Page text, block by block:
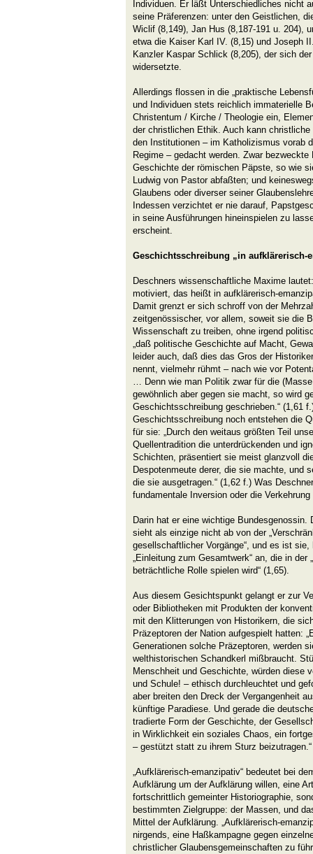
Individuen. Er läßt Unterschiedliches nicht
seine Präferenzen: unter den Geistlichen,
Wiclif (8,149), Jan Hus (8,187-191 u. 204),
etwa die Kaiser Karl IV. (8,15) und Joseph
Kanzler Kaspar Schlick (8,205), der sich
widersetzte.
Allerdings flossen in die „praktische
und Individuen stets reichlich immaterielle
Christentum / Kirche / Theologie ein,
der christlichen Ethik. Auch kann
den Institutionen – im Katholizismus vorab
Regime – gedacht werden. Zwar
Geschichte der römischen Päpste, so wie
Ludwig von Pastor abfaßten; und
Glaubens oder diverser seiner
Indessen verzichtet er nie darauf,
in seine Ausführungen hineinspielen zu
erscheint.
Geschichtsschreibung „in aufklärerisch-
Deschners wissenschaftliche Maxime
motiviert, das heißt in aufklärerisch-
Damit grenzt er sich schroff von der
zeitgenössischer, vor allem, soweit sie die
Wissenschaft zu treiben, ohne irgend
„daß politische Geschichte auf Macht,
leider auch, daß dies das Gros der
nennt, vielmehr rühmt – nach wie vor
… Denn wie man Politik zwar für die
gewöhnlich aber gegen sie macht, so wird
Geschichtsschreibung geschrieben.“ (1,61
Geschichtsschreibung noch entstehen die
für sie: „Durch den weitaus größten Teil
Quellentradition die unterdrückenden und
Schichten, präsentiert sie meist glanzvoll
Despotenmeute derer, die sie machte, und
die sie ausgetragen.“ (1,62 f.) Was
fundamentale Inversion oder die
Darin hat er eine wichtige
sieht als einzige nicht ab von der
gesellschaftlicher Vorgänge“, und es ist
„Einleitung zum Gesamtwerk“ an, die in der
beträchtliche Rolle spielen wird“ (1,65).
Aus diesem Gesichtspunkt gelangt er zur
oder Bibliotheken mit Produkten der
mit den Klitterungen von Historikern, die
Präzeptoren der Nation aufgespielt hatten:
Generationen solche Präzeptoren, werden
welthistorischen Schandkerl mißbraucht.
Menschheit und Geschichte, würden diese
und Schule! – ethisch durchleuchtet und
aber breiten den Dreck der Vergangenheit
künftige Paradiese. Und gerade die
tradierte Form der Geschichte, der
in Wirklichkeit ein soziales Chaos, ein
– gestützt statt zu ihrem Sturz beizutragen.“
„Aufklärerisch-emanzipativ“ bedeutet bei
Aufklärung um der Aufklärung willen, eine
fortschrittlich gemeinter Historiographie,
bestimmten Zielgruppe: der Massen, und
Mittel der Aufklärung. „Aufklärerisch-
nirgends, eine Haßkampagne gegen
christlicher Glaubensgemeinschaften zu